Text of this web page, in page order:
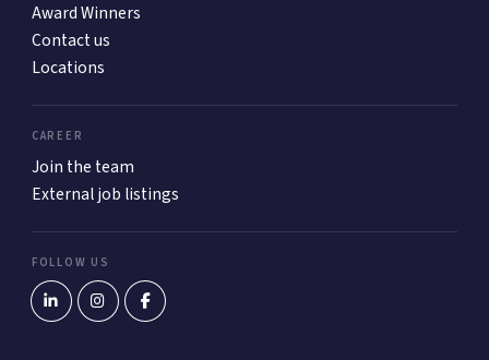
Award Winners
Contact us
Locations
CAREER
Join the team
External job listings
FOLLOW US